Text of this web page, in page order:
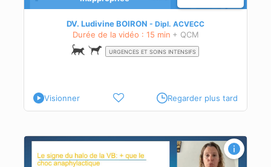
DV. Ludivine BOIRON Dipl. ACVECC
Durée de la vidéo : 15 min + QCM
URGENCES ET SOINS INTENSIFS
Visionner Regarder plus tard